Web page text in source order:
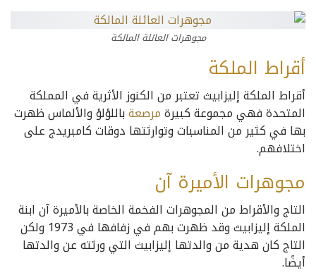
مجوهرات العائلة المالكة
أقراط الملكة
أقراط الملكة إليزابيث تعتبر من الكنوز الأثرية في المملكة
المتحدة فهي مجموعة كبيرةمرصعةباللؤلؤ والألماس ظهرت
بها في كثير من المناسبات وتوارثتها دوقات كامبريدج على
اختلافهم.
مجوهرات الأميرة آن
التاج والأقراط من المجوهرات الفخمة الخاصة بالأميرة آن ابنة
الملكة إليزابيث وقد ظهرت بهم في زفافها في 1973 ولكن
التاج كان هدية من والدتها إليزابيث التي ورثته عن والدتها
أيضًا.